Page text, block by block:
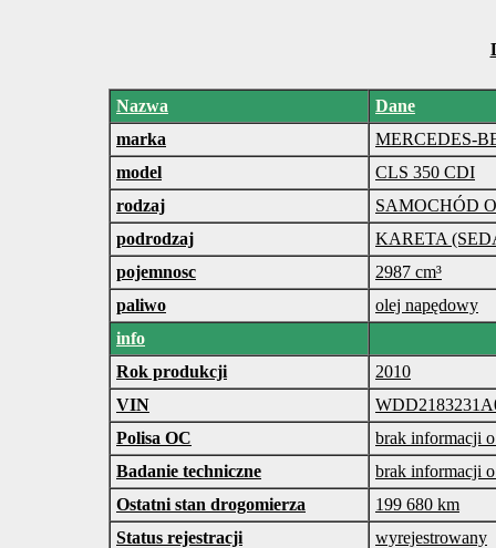
Nazwa
Dane
marka
MERCEDES-
model
CLS 350 CDI
rodzaj
SAMOCHÓD
podrodzaj
KARETA
pojemnosc
2987 cm³
paliwo
olej napędowy
info
Rok produkcji
2010
VIN
Polisa OC
brak informacji
Badanie techniczne
brak informacji
Ostatni stan drogomierza
199 680 km
Status rejestracji
wyrejestrowany